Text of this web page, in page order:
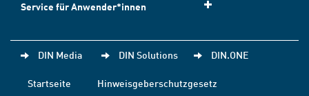
Service für Anwender*innen
DIN Media DIN Solutions DIN.ONE
Startseite
Hinweisgeberschutzgesetz